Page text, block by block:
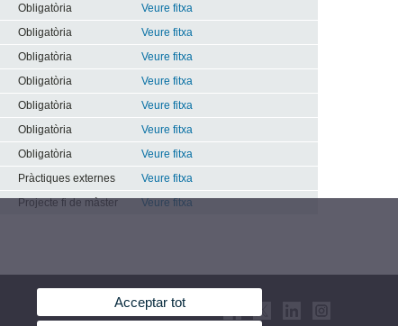
Obligatòria
Veure fitxa
Obligatòria
Veure fitxa
Obligatòria
Veure fitxa
Obligatòria
Veure fitxa
Obligatòria
Veure fitxa
Obligatòria
Veure fitxa
Obligatòria
Veure fitxa
Pràctiques externes
Veure fitxa
Projecte fi de màster Veure fitxa
Acceptar tot